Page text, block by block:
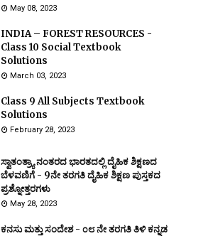
May 08, 2023
INDIA – FOREST RESOURCES -
Class 10 Social Textbook
Solutions
March 03, 2023
Class 9 All Subjects Textbook
Solutions
February 28, 2023
ಸ್ವಾತಂತ್ರ್ಯಾ ನಂತರದ ಭಾರತದಲ್ಲಿ ದೈಹಿಕ ಶಿಕ್ಷಣದ
ಬೆಳವಣಿಗೆ - 9ನೇ ತರಗತಿ ದೈಹಿಕ ಶಿಕ್ಷಣ ಪುಸ್ತಕದ
ಪ್ರಶ್ನೋತ್ತರಗಳು
May 28, 2023
ಕನಸು ಮತ್ತು ಸಂದೇಶ - ೦೮ ನೇ ತರಗತಿ ತಿಳಿ ಕನ್ನಡ